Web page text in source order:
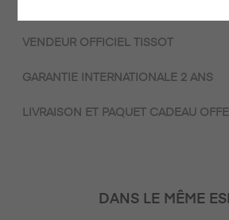
VENDEUR OFFICIEL TISSOT
GARANTIE INTERNATIONALE 2 ANS
LIVRAISON ET PAQUET CADEAU
DANS LE MÊME